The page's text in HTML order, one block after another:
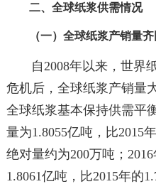
二、全球纸浆供需情况
（一）全球纸浆产销量
自2008年以来，世界
危机后，全球纸浆产销量
全球纸浆基本保持供需平
量为1.8055亿吨，比2015
绝对量约为200万吨；
1.8061亿吨，比2015年的